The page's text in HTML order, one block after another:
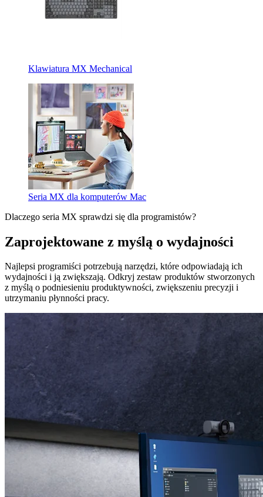
Klawiatura MX Mechanical
Seria MX dla komputerów Mac
Dlaczego seria MX sprawdzi się dla programistów?
Zaprojektowane z myślą o wydajności
Najlepsi programiści potrzebują narzędzi, które odpowiadają ich
wydajności i ją zwiększają. Odkryj zestaw produktów stworzonych
z myślą o podniesieniu produktywności, zwiększeniu precyzji i
utrzymaniu płynności pracy.